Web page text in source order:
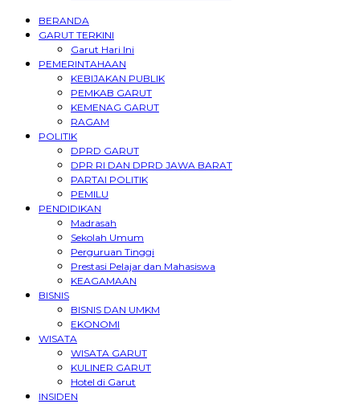
BERANDA
GARUT TERKINI
Garut Hari Ini
PEMERINTAHAAN
KEBIJAKAN PUBLIK
PEMKAB GARUT
KEMENAG GARUT
RAGAM
POLITIK
DPRD GARUT
DPR RI DAN DPRD JAWA BARAT
PARTAI POLITIK
PEMILU
PENDIDIKAN
Madrasah
Sekolah Umum
Perguruan Tinggi
Prestasi Pelajar dan Mahasiswa
KEAGAMAAN
BISNIS
BISNIS DAN UMKM
EKONOMI
WISATA
WISATA GARUT
KULINER GARUT
Hotel di Garut
INSIDEN